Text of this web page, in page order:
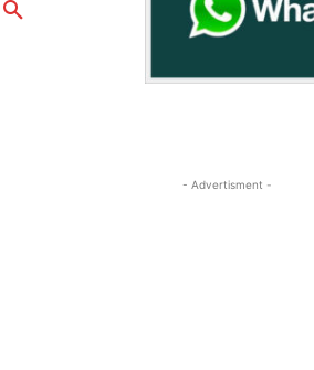
- Advertisment -